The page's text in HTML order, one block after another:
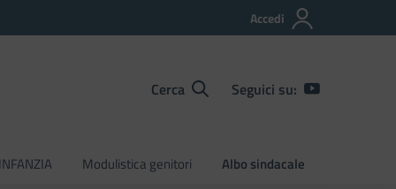
Accedi
Cerca Seguici su:
Modulistica genitori Albo sindacale